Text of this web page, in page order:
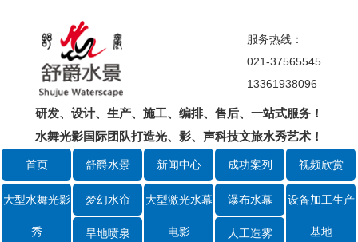
服务热线：
021-37565545
13361938096
研发、设计、生产、施工、编排、售后、一站式服务！
水舞光影国际团队打造光、影、声科技文旅水秀艺术！
首页 舒爵水景 新闻中心 成功案列 视频欣赏
大型水舞光影
秀
梦幻水帘
旱地喷泉
大型激光水幕
电影
瀑布水幕
人工造雾
设备加工生产
基地